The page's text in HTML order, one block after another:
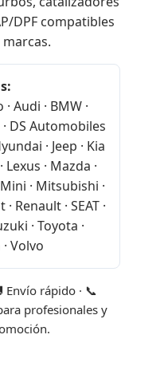
DPF compatibles
Audi · BMW ·
DS Automobiles
· Jeep · Kia
Lexus · Mazda ·
· Mitsubishi ·
Renault · SEAT ·
· Toyota ·
Volvo
Envío rápido · 📞
profesionales y